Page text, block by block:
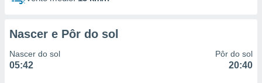
Nascer e Pôr do sol
Nascer do sol
05:42
Pôr do sol
20:40